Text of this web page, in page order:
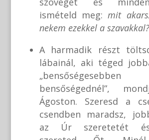
ismételd meg:mit
nekem ezekkel a szavakkal?
A harmadik részt
lábainál, aki téged
bensőségednél”,
Ágoston. Szeresd a
csendben maradsz,
az Úr szeretetét